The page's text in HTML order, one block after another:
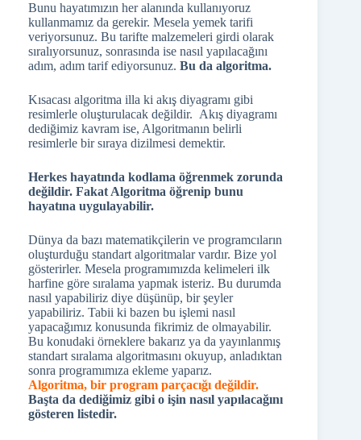
Bunu hayatımızın her alanında kullanıyoruz
kullanmamız da gerekir. Mesela yemek tarifi
veriyorsunuz. Bu tarifte malzemeleri girdi olarak
sıralıyorsunuz, sonrasında ise nasıl yapılacağını
adım, adım tarif ediyorsunuz. Bu da algoritma.
Kısacası algoritma illa ki akış diyagramı gibi
resimlerle oluşturulacak değildir. Akış diyagramı
dediğimiz kavram ise, Algoritmanın belirli
resimlerle bir sıraya dizilmesi demektir.
Herkes hayatında kodlama öğrenmek zorunda
değildir. Fakat Algoritma öğrenip bunu
hayatına uygulayabilir.
Dünya da bazı matematikçilerin ve programcıların
oluşturduğu standart algoritmalar vardır. Bize yol
gösterirler. Mesela programımızda kelimeleri ilk
harfine göre sıralama yapmak isteriz. Bu durumda
nasıl yapabiliriz diye düşünüp, bir şeyler
yapabiliriz. Tabii ki bazen bu işlemi nasıl
yapacağımız konusunda fikrimiz de olmayabilir.
Bu konudaki örneklere bakarız ya da yayınlanmış
standart sıralama algoritmasını okuyup, anladıktan
sonra programımıza ekleme yaparız.
Algoritma, bir program parçacığı değildir.
Başta da dediğimiz gibi o işin nasıl yapılacağını
gösteren listedir.